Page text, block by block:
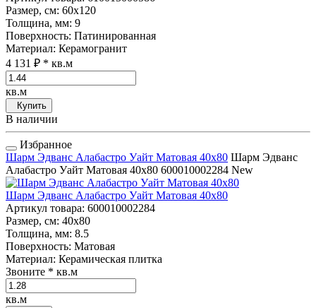
Размер, см: 60x120
Толщина, мм: 9
Поверхность: Патинированная
Материал: Керамогранит
4 131 ₽ * кв.м
кв.м
Купить
В наличии
Избранное
Шарм Эдванс Алабастро Уайт Матовая 40x80 Шарм Эдванс
Алабастро Уайт Матовая 40x80 600010002284 New
Шарм Эдванс Алабастро Уайт Матовая 40x80
Артикул товара: 600010002284
Размер, см: 40x80
Толщина, мм: 8.5
Поверхность: Матовая
Материал: Керамическая плитка
Звоните * кв.м
кв.м